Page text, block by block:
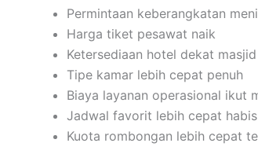
Permintaan keberangkatan
Harga tiket pesawat naik
Ketersediaan hotel dekat
Tipe kamar lebih cepat penuh
Biaya layanan operasional ikut
Jadwal favorit lebih cepat habis
Kuota rombongan lebih cepat